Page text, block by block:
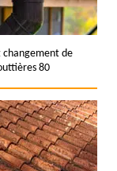
changement de
80